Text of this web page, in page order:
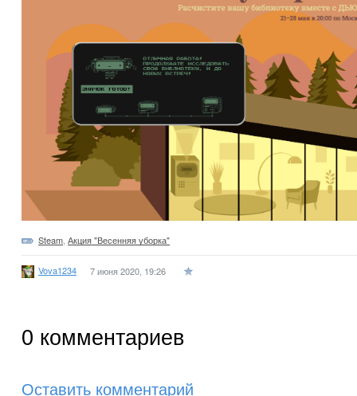
Steam Акция "Весенняя уборка"
Vova1234 7 июня 2020, 19:26
0 комментариев
Оставить комментарий